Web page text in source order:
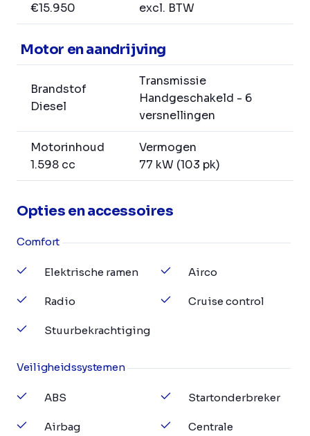
€15.950
excl. BTW
Motor en aandrijving
Brandstof
Diesel
Transmissie
Handgeschakeld - 6
versnellingen
Motorinhoud
1.598 cc
Vermogen
77 kW (103 pk)
Opties en accessoires
Comfort
Elektrische ramen
Radio
Stuurbekrachtiging
Airco
Cruise control
Veiligheidssystemen
ABS
Airbag
Startonderbreker
Centrale